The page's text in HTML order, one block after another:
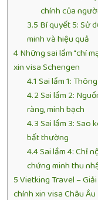
chính của
3.5 Bí quyết 5: Sử
minh và hiệu quả
4Những sai lầm “chí
xin visa Schengen
4.1 Sai lầm 1:
4.2Sai lầm 2:
ràng, minh bạch
4.3Sai lầm 3: Sao
bất thường
4.4Sai lầm 4: Chỉ
chứng minh thu
5Vietking Travel –
chính xin visa Châu Âu